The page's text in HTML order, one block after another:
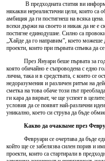
В предходната статия ви
някакви нереалистични цели, които са
амбиция да ги постигнеш на всяка
всеки държи на своето и никак да не е
постигне единодушие. Силно са
„Хайде да го направим”, което можеше
проекти, които при първата спънка да
През Януари беше първата за
която обичайно е съпроводена с едно
лична, така и в средствата, с които се
недоразумения и различен ритъм на
сметка на това обаче този път
ги кара да вярват, че ще успеят в
условия да се появят най-различни
уникално, което си струва да бъде
Какво да очакваме през
Февруари се очертава да бъде
който ще се забелязва силен порив и
проекти, които са стартирали в